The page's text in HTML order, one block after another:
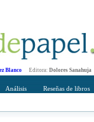
Blanco Editora: Dolores Sanahuja
Análisis Reseñas de libros